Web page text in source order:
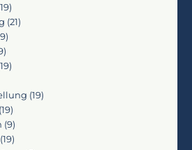
(21)
(19)
(19)
(9)
(19)